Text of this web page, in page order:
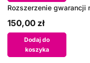
Rozszerzenie gwarancji
150,00 zł
Dodaj do
koszyka